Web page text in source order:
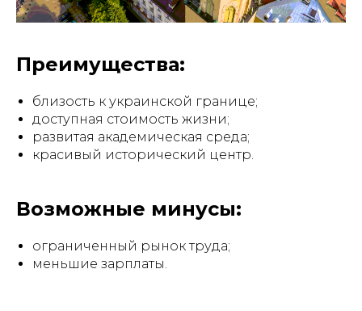
Преимущества:
близость к украинской границе;
доступная стоимость жизни;
развитая академическая среда;
красивый исторический центр.
Возможные минусы:
ограниченный рынок труда;
меньшие зарплаты.